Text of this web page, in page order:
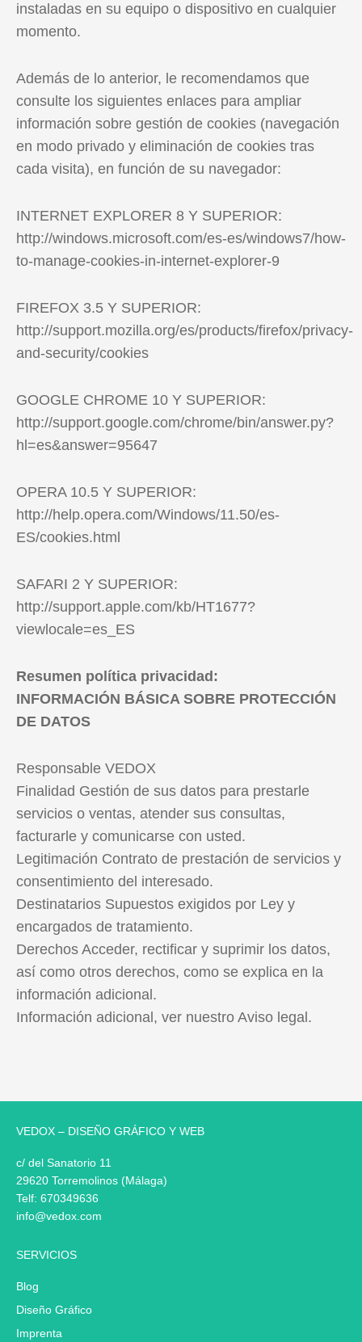
instaladas en su equipo o dispositivo en cualquier
momento.
Además de lo anterior, le recomendamos que
consulte los siguientes enlaces para ampliar
información sobre gestión de cookies (navegación
en modo privado y eliminación de cookies tras
cada visita), en función de su navegador:
INTERNET EXPLORER 8 Y SUPERIOR:
http://windows.microsoft.com/es-es/windows7/how-
to-manage-cookies-in-internet-explorer-9
FIREFOX 3.5 Y SUPERIOR:
http://support.mozilla.org/es/products/firefox/privacy-
and-security/cookies
GOOGLE CHROME 10 Y SUPERIOR:
http://support.google.com/chrome/bin/answer.py?
hl=es&answer=95647
OPERA 10.5 Y SUPERIOR:
http://help.opera.com/Windows/11.50/es-
ES/cookies.html
SAFARI 2 Y SUPERIOR:
http://support.apple.com/kb/HT1677?
viewlocale=es_ES
Resumen política privacidad:
INFORMACIÓN BÁSICA SOBRE PROTECCIÓN
DE DATOS
Responsable VEDOX
Finalidad Gestión de sus datos para prestarle
servicios o ventas, atender sus consultas,
facturarle y comunicarse con usted.
Legitimación Contrato de prestación de servicios y
consentimiento del interesado.
Destinatarios Supuestos exigidos por Ley y
encargados de tratamiento.
Derechos Acceder, rectificar y suprimir los datos,
así como otros derechos, como se explica en la
información adicional.
Información adicional, ver nuestro Aviso legal.
VEDOX – DISEÑO GRÁFICO Y WEB
c/ del Sanatorio 11
29620 Torremolinos (Málaga)
Telf: 670349636
info@vedox.com
SERVICIOS
Blog
Diseño Gráfico
Imprenta